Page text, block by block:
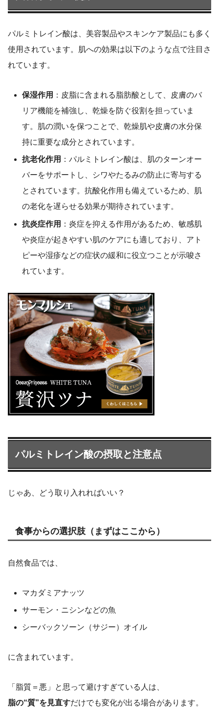
パルミトレイン酸は、美容製品やスキンケア製品にも多く
使用されています。肌への効果は以下のような点で注目さ
れています。
保湿作用 ：皮脂に含まれる脂肪酸として、皮膚のバ
リア機能を補強し、乾燥を防ぐ役割を担っていま
す。肌の潤いを保つことで、乾燥肌や皮膚の水分保
持に重要な成分とされています。
抗老化作用 ：パルミトレイン酸は、肌のターンオー
バーをサポートし、シワやたるみの防止に寄与する
とされています。抗酸化作用も備えているため、肌
の老化を遅らせる効果が期待されています。
抗炎症作用 ：炎症を抑える作用があるため、敏感肌
や炎症が起きやすい肌のケアにも適しており、アト
ピーや湿疹などの症状の緩和に役立つことが示唆さ
れています。
パルミトレイン酸の摂取と注意点
じゃあ、どう取り入れればいい？
食事からの選択肢（まずはここから）
自然食品では、
マカダミアナッツ
サーモン・ニシンなどの魚
シーバックソーン（サジー）オイル
に含まれています。
「脂質＝悪」と思って避けすぎている人は、
脂の“質”を見直すだけでも変化が出る場合があります。